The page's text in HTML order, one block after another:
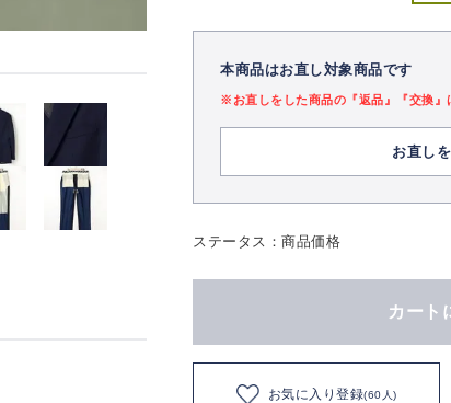
本商品はお直し対象商品です
※お直しをした商品の『返品』『交換』
お直し
ステータス：商品価格
カート
お気に入り登録(60人)